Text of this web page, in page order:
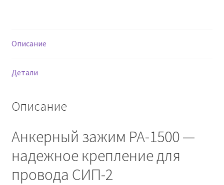
Описание
Детали
Описание
Анкерный зажим PA-1500 —
надежное крепление для
провода СИП-2